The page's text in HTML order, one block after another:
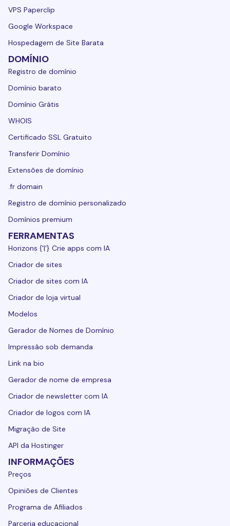
VPS Paperclip
Google Workspace
Hospedagem de Site Barata
DOMÍNIO
Registro de domínio
Domínio barato
Domínio Grátis
WHOIS
Certificado SSL Gratuito
Transferir Domínio
Extensões de domínio
.fr domain
Registro de domínio personalizado
Domínios premium
FERRAMENTAS
Horizons {'|'} Crie apps com IA
Criador de sites
Criador de sites com IA
Criador de loja virtual
Modelos
Gerador de Nomes de Domínio
Impressão sob demanda
Link na bio
Gerador de nome de empresa
Criador de newsletter com IA
Criador de logos com IA
Migração de Site
API da Hostinger
INFORMAÇÕES
Preços
Opiniões de Clientes
Programa de Afiliados
Parceria educacional